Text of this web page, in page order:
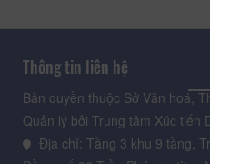
Thông tin liên hệ
Bản quyền thuộc Sở Văn hoá, Thể
Quản lý bởi Trung tâm Xúc tiến Du lịch
Địa chỉ: Tầng 3 khu 9 tầng, Trung